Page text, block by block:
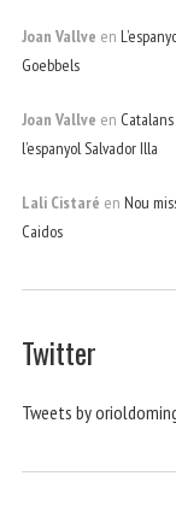
Joan Vallve en
Goebbels
Joan Vallve en
l’espanyol Salvador Illa
Lali Cistaré en Nou
Caidos
Twitter
Tweets by